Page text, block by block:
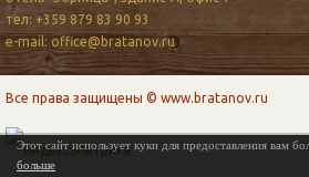
тел: +359 879 83 90 93
e-mail: office@bratanov.ru
Все права защищены © www.bratanov.ru
Этот сайт использует куки для предоставления вам
больше